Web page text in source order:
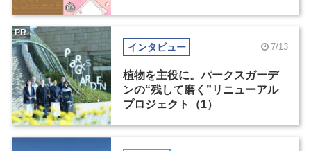
インタビュー 7/13
植物を主役に。パークスガーデ
ンの“残して磨く”リニューアル
プロジェクト（1）
PR